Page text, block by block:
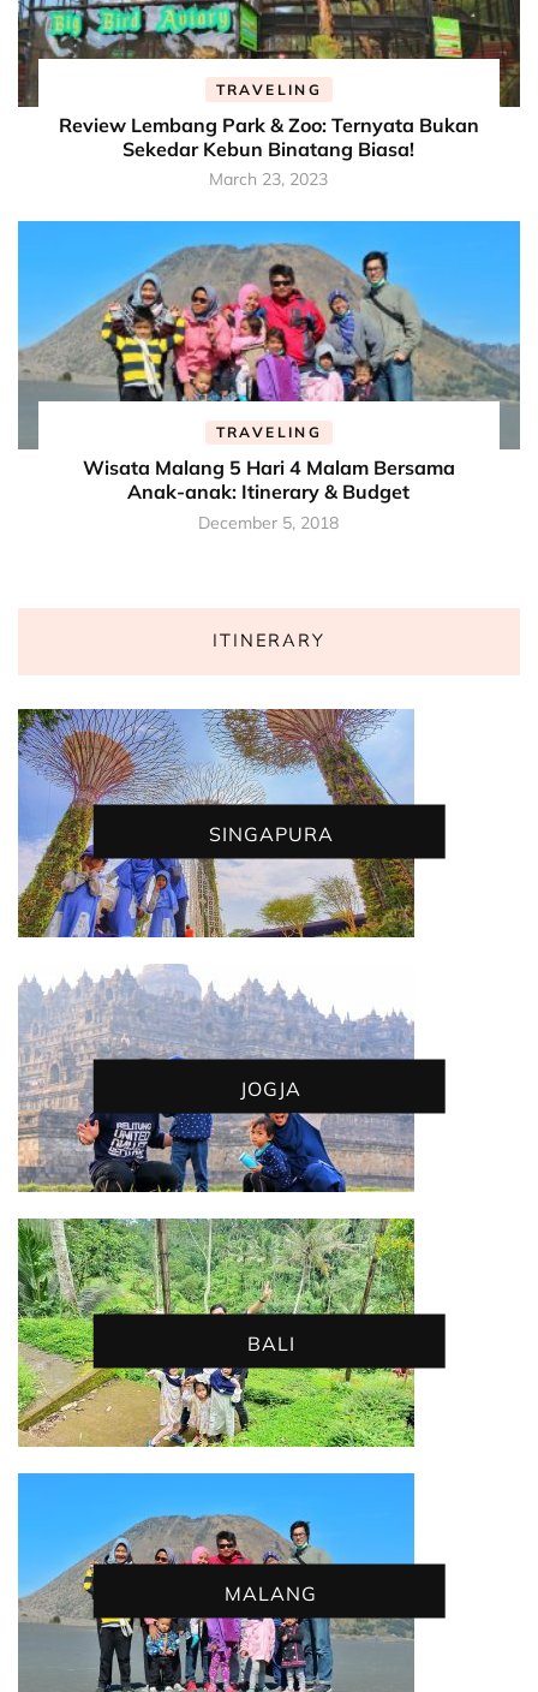
TRAVELING
Review Lembang Park & Zoo: Ternyata Bukan
Sekedar Kebun Binatang Biasa!
March 23, 2023
TRAVELING
Wisata Malang 5 Hari 4 Malam Bersama
Anak-anak: Itinerary & Budget
December 5, 2018
ITINERARY
SINGAPURA
JOGJA
BALI
MALANG